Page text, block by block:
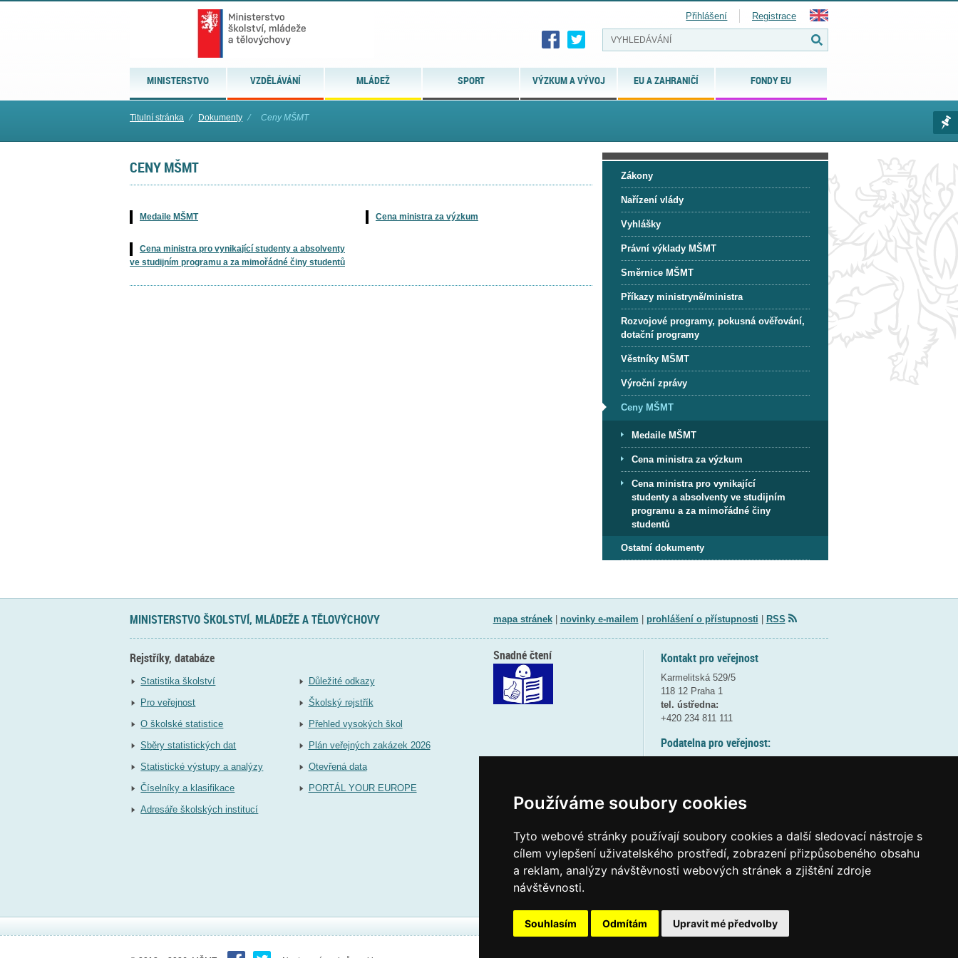
Používáme soubory cookies
Tyto webové stránky používají soubory cookies a další sledovací nástroje s
cílem vylepšení uživatelského prostředí, zobrazení přizpůsobeného obsahu
a reklam, analýzy návštěvnosti webových stránek a zjištění zdroje
návštěvnosti.
Souhlasím Odmítám Upravit mé předvolby
MINISTERSTVO VZDĚLÁVÁNÍ MLÁDEŽ SPORT VÝZKUM A VÝVOJ EU A ZAHRANIČÍ FONDY EU
Přihlášení Registrace
Titulní stránka ⁄ Dokumenty ⁄ Ceny MŠMT
CENY MŠMT
Medaile MŠMT Cena ministra za výzkum
Cena ministra pro vynikající studenty a absolventy
ve studijním programu a za mimořádné činy studentů
Zákony
Nařízení vlády
Vyhlášky
Právní výklady MŠMT
Směrnice MŠMT
Příkazy ministryně/ministra
Rozvojové programy, pokusná ověřování,
dotační programy
Věstníky MŠMT
Výroční zprávy
Ceny MŠMT
Medaile MŠMT
Cena ministra za výzkum
Cena ministra pro vynikající
studenty a absolventy ve studijním
programu a za mimořádné činy
studentů
Ostatní dokumenty
MINISTERSTVO ŠKOLSTVÍ, MLÁDEŽE A TĚLOVÝCHOVY mapa stránek| novinky e-mailem prohlášení o přístupnosti RSS
Rejstříky, databáze
Statistika školství
Pro veřejnost
O školské statistice
Sběry statistických dat
Statistické výstupy a analýzy
Číselníky a klasifikace
Adresáře školských institucí
Důležité odkazy
Školský rejstřík
Přehled vysokých škol
Plán veřejných zakázek 2026
Otevřená data
PORTÁL YOUR EUROPE
Kontakt pro veřejnost
Karmelitská 529/5
118 12 Praha 1
tel. ústředna:
+420 234 811 111
Podatelna pro veřejnost:
(více informací
Elektronická podatelna:
posta@msmt.gov.cz
Snadné čtení